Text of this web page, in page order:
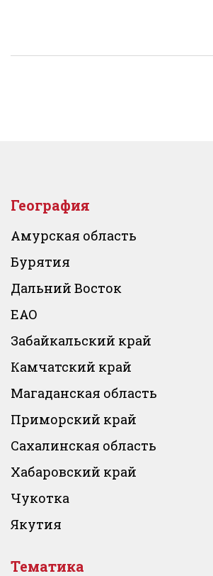
География
Амурская область
Бурятия
Дальний Восток
ЕАО
Забайкальский край
Камчатский край
Магаданская область
Приморский край
Сахалинская область
Хабаровский край
Чукотка
Якутия
Тематика